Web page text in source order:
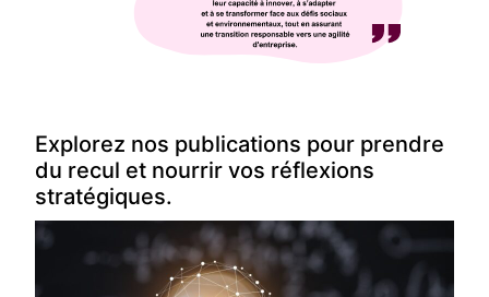
Explorez nos publications pour prendre
du recul et nourrir vos réflexions
stratégiques.